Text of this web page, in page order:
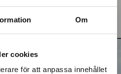
Om
cookies
för att anpassa innehållet